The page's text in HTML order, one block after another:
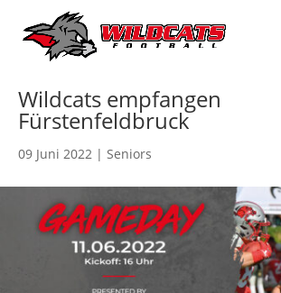
Wildcats empfangen
Fürstenfeldbruck
09 Juni 2022 | Seniors